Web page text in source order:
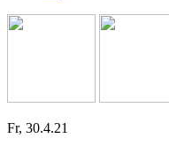
Fr, 30.4.21